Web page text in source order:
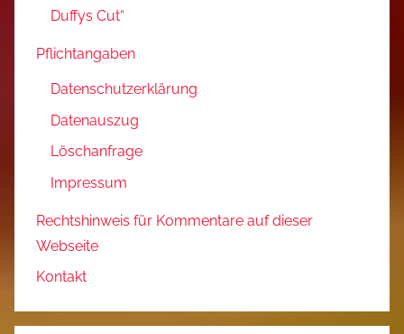
Duffys Cut“
Pflichtangaben
Datenschutzerklärung
Datenauszug
Löschanfrage
Impressum
Rechtshinweis für Kommentare auf dieser
Webseite
Kontakt